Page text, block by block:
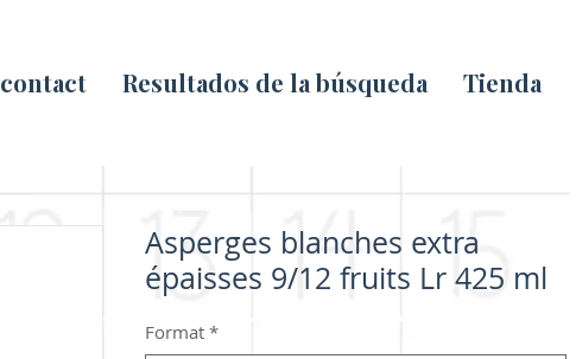
contact Resultados de la búsqueda Tienda
Asperges blanches extra
épaisses 9/12 fruits Lr 425 ml
Format *